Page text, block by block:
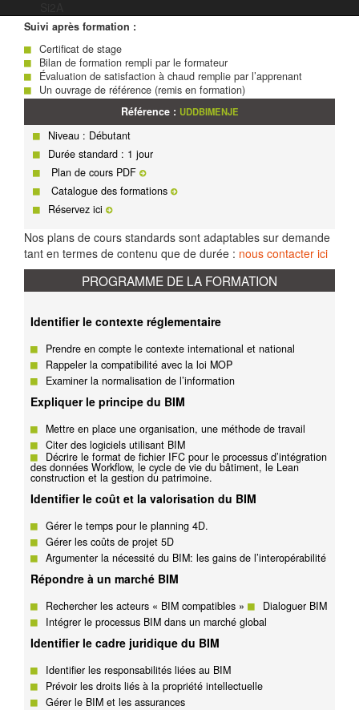
Suivi après formation :
Certificat de stage
Bilan de formation rempli par le formateur
Évaluation de satisfaction à chaud remplie par l’apprenant
Un ouvrage de référence (remis en formation)
Référence : UDDBIMENJE
Niveau : Débutant
Durée standard : 1 jour
Plan de cours PDF
Catalogue des formations
Réservez ici
Nos plans de cours standards sont adaptables sur demande
tant en termes de contenu que de durée : nous contacter ici
PROGRAMME DE LA FORMATION
Identifier le contexte réglementaire
Prendre en compte le contexte international et national
Rappeler la compatibilité avec la loi MOP
Examiner la normalisation de l’information
Expliquer le principe du BIM
Mettre en place une organisation, une méthode de travail
Citer des logiciels utilisant BIM
Décrire le format de fichier IFC pour le processus d’intégration
des données Workflow, le cycle de vie du bâtiment, le Lean
construction et la gestion du patrimoine.
Identifier le coût et la valorisation du BIM
Gérer le temps pour le planning 4D.
Gérer les coûts de projet 5D
Argumenter la nécessité du BIM: les gains de l’interopérabilité
Répondre à un marché BIM
Rechercher les acteurs « BIM compatibles »
Dialoguer BIM
Intégrer le processus BIM dans un marché global
Identifier le cadre juridique du BIM
Identifier les responsabilités liées au BIM
Prévoir les droits liés à la propriété intellectuelle
Gérer le BIM et les assurances